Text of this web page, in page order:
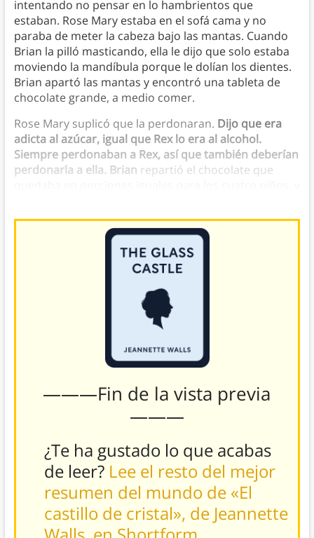
intentando no pensar en lo hambrientos que
estaban. Rose Mary estaba en el sofá cama y no
paraba de meter la cabeza bajo las mantas. Cuando
Brian la pilló masticando, ella le dijo que solo estaba
moviendo la mandíbula porque le dolían los dientes.
Brian apartó las mantas y encontró una tableta de
chocolate grande, a medio comer.
Rose Mary suplicó que la perdonaran. Dijo que era
adicta al azúcar, igual que Rex lo era al alcohol.
Siempre perdonaban a Rex, así que también deberían
perdonarla a ella. Brian repartió el chocolate que
———Fin de la vista previa
———
¿Te ha gustado lo que acabas
de leer? Lee el resto del mejor
resumen del mundo de «El
castillo de cristal», de Jeannette